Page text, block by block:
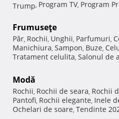
Trump, Program TV, Program
Frumuseţe
Păr, Rochii, Unghii, Parfumuri,
Manichiura, Sampon, Buze,
Tratament celulita, Salonul de
Modă
Rochii, Rochii de seara, Rochii
Pantofi, Rochii elegante, Inele
Ochelari de soare, Tendinte